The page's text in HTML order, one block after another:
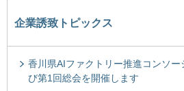
企業誘致トピックス
香川県AIファクトリー推進コンソ
び第1回総会を開催します